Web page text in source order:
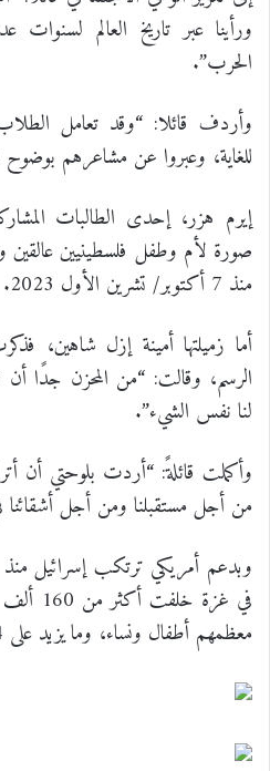
ورأينا عبر تاريخ العالم
الحرب”.
وأردف قائلا: “وقد تعامل
للغاية، وعبروا عن مشاعرهم
إيرم هزر، إحدى الطالبات
صورة لأم وطفل فلسطينيين عالقين
منذ 7 أكتوبر/ تشرين الأول 2023.
أما زميلتها أمينة إزل شاهين،
الرسم، وقالت: “من المحزن جدًا
لنا نفس الشيء”.
وأكملت قائلةً: “أردت بلوحتي أن
من أجل مستقبلنا ومن أجل
في
معظمهم أطفال ونساء، وما يزيد على 14 ألف مفقود.